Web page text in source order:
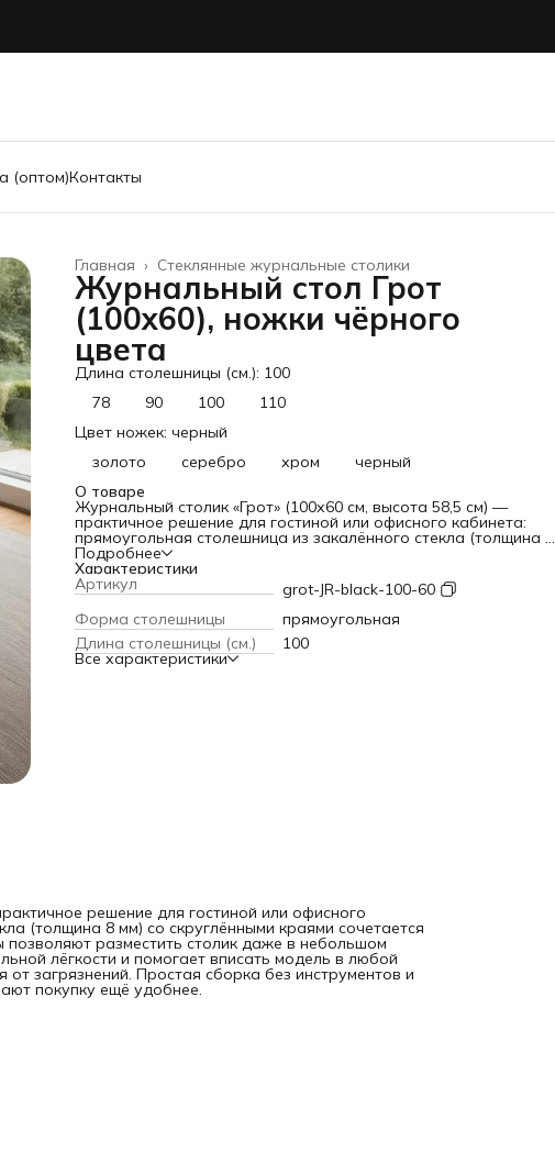
(оптом)Контакты
Стеклянные журнальные столики
Главная ›
Журнальный стол Грот
(100х60), ножки чёрного
цвета
Длина столешницы (см.): 100
78
90 100
110
Цвет ножек: черный
золото
серебро хром
черный
О товаре
Журнальный столик «Грот» (100х60 см, высота 58,5 см) —
практичное решение для гостиной или офисного кабинета:
прямоугольная столешница из закалённого стекла (толщина 8
мм) со скруглёнными краями сочетается с чёрными
металлическими ножками. Компактные размеры позволяют
разместить столик даже в небольшом помещении, а
прозрачность стекла создаёт эффект визуальной лёгкости и
помогает вписать модель в любой интерьер. Столешница
устойчива к влаге, легко очищается от загрязнений. Простая
сборка без инструментов и надёжная упаковка с защитным
профилем для стекла делают покупку ещё удобнее.
Подробнее
Характеристики
Артикул
grot-JR-black-100-60
Форма столешницы
прямоугольная
Длина столешницы (см.)
100
Все характеристики
решение для гостиной или офисного
(толщина 8 мм) со скруглёнными краями сочетается
разместить столик даже в небольшом
лёгкости и помогает вписать модель в любой
загрязнений. Простая сборка без инструментов и
покупку ещё удобнее.